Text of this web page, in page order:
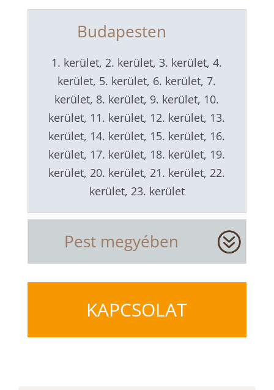
Budapesten
1. kerület, 2. kerület, 3. kerület, 4.
kerület, 5. kerület, 6. kerület, 7.
kerület, 8. kerület, 9. kerület, 10.
kerület, 11. kerület, 12. kerület, 13.
kerület, 14. kerület, 15. kerület, 16.
kerület, 17. kerület, 18. kerület, 19.
kerület, 20. kerület, 21. kerület, 22.
kerület, 23. kerület
Pest megyében
KAPCSOLAT